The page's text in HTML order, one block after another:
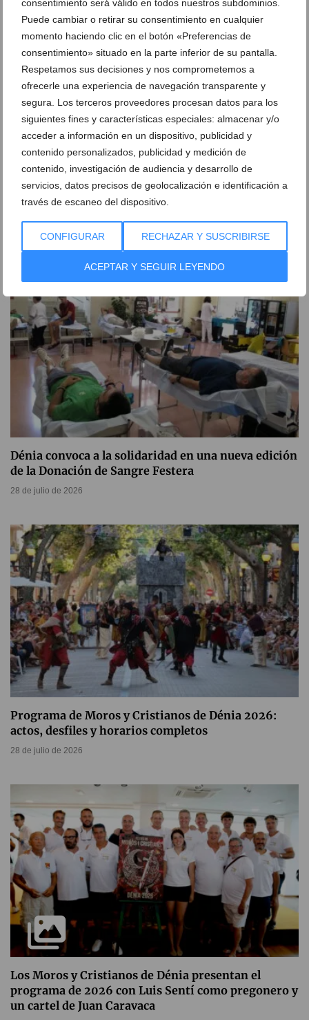
consentimiento será válido en todos nuestros subdominios.
Puede cambiar o retirar su consentimiento en cualquier
momento haciendo clic en el botón «Preferencias de
consentimiento» situado en la parte inferior de su pantalla.
Respetamos sus decisiones y nos comprometemos a
ofrecerle una experiencia de navegación transparente y
segura. Los terceros proveedores procesan datos para los
siguientes fines y características especiales: almacenar y/o
acceder a información en un dispositivo, publicidad y
contenido personalizados, publicidad y medición de
contenido, investigación de audiencia y desarrollo de
servicios, datos precisos de geolocalización e identificación a
través de escaneo del dispositivo.
CONFIGURAR RECHAZAR Y SUSCRIBIRSE
ACEPTAR Y SEGUIR LEYENDO
Arrancan los Moros y Cristianos de Dénia: así fue el
primer gran día de fiesta
02 de agosto de 2026
Dénia convoca a la solidaridad en una nueva edición
de la Donación de Sangre Festera
28 de julio de 2026
Programa de Moros y Cristianos de Dénia 2026:
actos, desfiles y horarios completos
28 de julio de 2026
Los Moros y Cristianos de Dénia presentan el
programa de 2026 con Luis Sentí como pregonero y
un cartel de Juan Caravaca